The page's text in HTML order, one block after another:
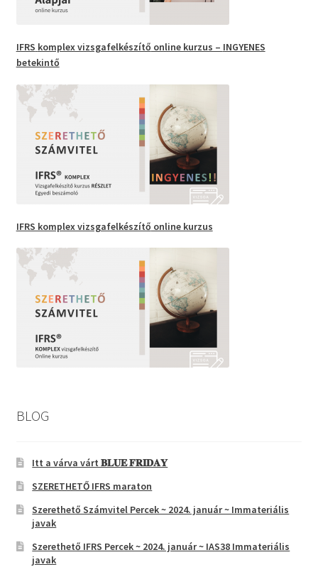
IFRS komplex vizsgafelkészítő online kurzus – INGYENES
betekintő
IFRS komplex vizsgafelkészítő online kurzus
BLOG
Itt a várva várt 𝐁𝐋𝐔𝐄 𝐅𝐑𝐈𝐃𝐀𝐘
SZERETHETŐ IFRS maraton
Szerethető Számvitel Percek ~ 2024. január ~ Immateriális
javak
Szerethető IFRS Percek ~ 2024. január ~ IAS38 Immateriális
javak